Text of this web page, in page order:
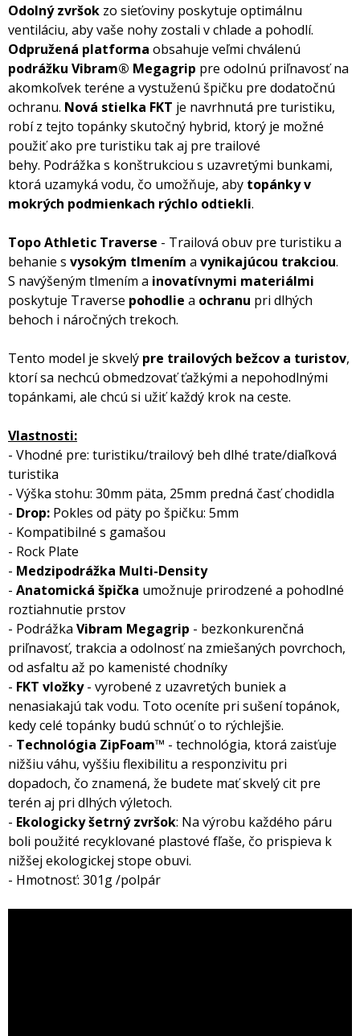
Odolný zvršok zo sieťoviny poskytuje optimálnu
ventiláciu, aby vaše nohy zostali v chlade a pohodlí.
Odpružená platforma obsahuje veľmi chválenú
podrážku Vibram® Megagrip pre odolnú priľnavosť na
akomkoľvek teréne a vystuženú špičku pre dodatočnú
ochranu. Nová stielka FKT je navrhnutá pre turistiku,
robí z tejto topánky skutočný hybrid, ktorý je možné
použiť ako pre turistiku tak aj pre trailové
behy. Podrážka s konštrukciou s uzavretými bunkami,
ktorá uzamyká vodu, čo umožňuje, aby topánky v
mokrých podmienkach rýchlo odtiekli.
Topo Athletic Traverse - Trailová obuv pre turistiku a
behanie s vysokým tlmením a vynikajúcou trakciou.
S navýšeným tlmením a inovatívnymi materiálmi
poskytuje Traverse pohodlie a ochranu pri dlhých
behoch i náročných trekoch.
Tento model je skvelý pre trailových bežcov a turistov,
ktorí sa nechcú obmedzovať ťažkými a nepohodlnými
topánkami, ale chcú si užiť každý krok na ceste.
Vlastnosti:
- Vhodné pre: turistiku/trailový beh dlhé trate/diaľková
turistika
- Výška stohu: 30mm päta, 25mm predná časť chodidla
- Drop: Pokles od päty po špičku: 5mm
- Kompatibilné s gamašou
- Rock Plate
- Medzipodrážka Multi-Density
- Anatomická špička umožnuje prirodzené a pohodlné
roztiahnutie prstov
- Podrážka Vibram Megagrip - bezkonkurenčná
priľnavosť, trakcia a odolnosť na zmiešaných povrchoch,
od asfaltu až po kamenisté chodníky
- FKT vložky- vyrobené z uzavretých buniek a
nenasiakajú tak vodu. Toto oceníte pri sušení topánok,
kedy celé topánky budú schnúť o to rýchlejšie.
- Technológia ZipFoam™ - technológia, ktorá zaisťuje
nižšiu váhu, vyššiu flexibilitu a responzivitu pri
dopadoch, čo znamená, že budete mať skvelý cit pre
terén aj pri dlhých výletoch.
- Ekologicky šetrný zvršok: Na výrobu každého páru
boli použité recyklované plastové fľaše, čo prispieva k
nižšej ekologickej stope obuvi.
- Hmotnosť: 301g /polpár